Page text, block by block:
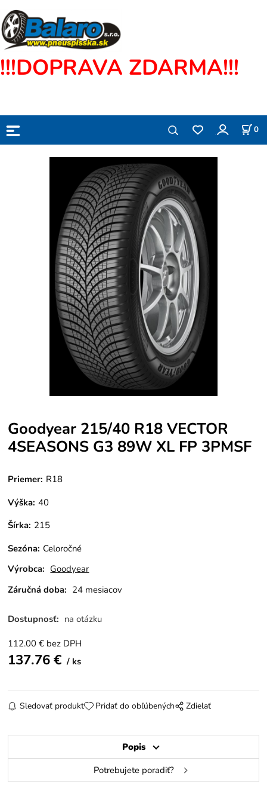
!!!DOPRAVA ZDARMA!!!
0
Goodyear 215/40 R18 VECTOR
4SEASONS G3 89W XL FP 3PMSF
Priemer: R18
Výška: 40
Šírka: 215
Sezóna: Celoročné
Výrobca: Goodyear
Záručná doba: 24 mesiacov
Dostupnosť: na otázku
112.00 € bez DPH
137.76€ ks
Sledovať produkt Pridať do obľúbených Zdielať
Popis
Potrebujete poradiť?